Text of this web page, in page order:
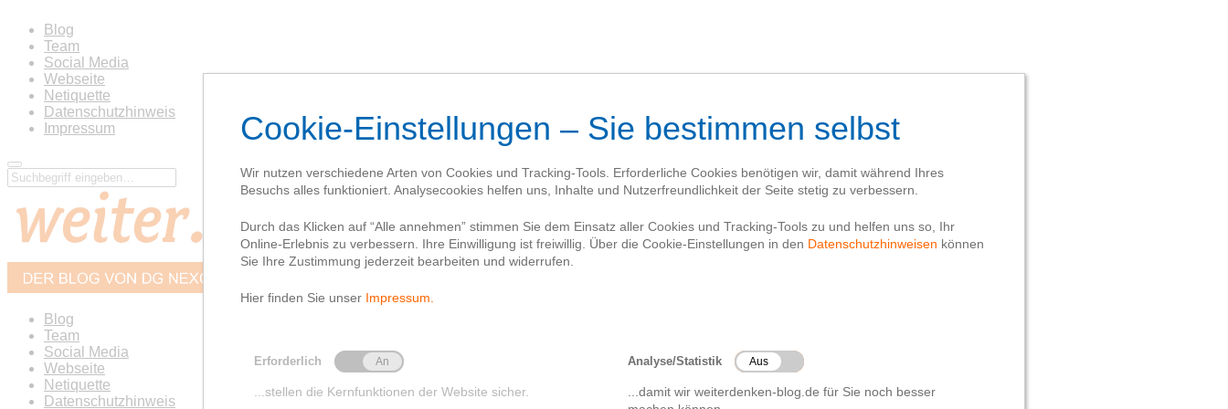
Blog
Team
Social Media
Webseite
Netiquette
Datenschutzhinweis
Impressum
Blog
Team
Social Media
Webseite
Netiquette
Datenschutzhinweis